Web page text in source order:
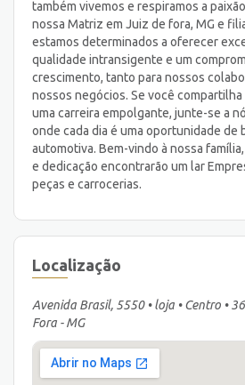
também vivemos e respiramos a
nossa Matriz em Juiz de fora, MG e
estamos determinados a oferecer
qualidade intransigente e um
crescimento, tanto para nossos
nossos negócios. Se você compartilha
uma carreira empolgante, junte-se a
onde cada dia é uma oportunidade de
automotiva. Bem-vindo à nossa
e dedicação encontrarão um lar
peças e carrocerias.
Localização
Avenida Brasil, 5550 • loja • Centro •
Fora - MG